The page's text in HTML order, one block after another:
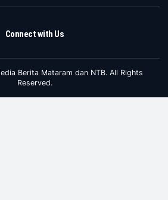
Connect with Us
Berita Mataram dan NTB. All Rights
Reserved.